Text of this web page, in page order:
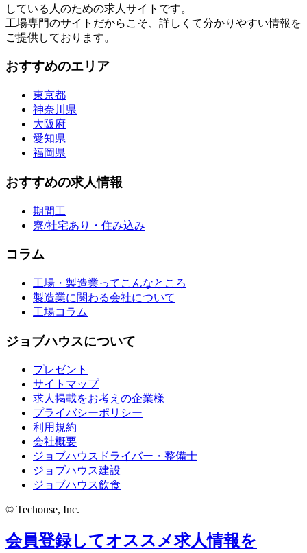
している人のための求人サイトです。
工場専門のサイトだからこそ、詳しくて分かりやすい情報を
ご提供しております。
おすすめのエリア
東京都
神奈川県
大阪府
愛知県
福岡県
おすすめの求人情報
期間工
寮/社宅あり・住み込み
コラム
工場・製造業ってこんなところ
製造業に関わる会社について
工場コラム
ジョブハウスについて
プレゼント
サイトマップ
求人掲載をお考えの企業様
プライバシーポリシー
利用規約
会社概要
ジョブハウスドライバー・整備士
ジョブハウス建設
ジョブハウス飲食
© Techouse, Inc.
会員登録してオススメ求人情報を